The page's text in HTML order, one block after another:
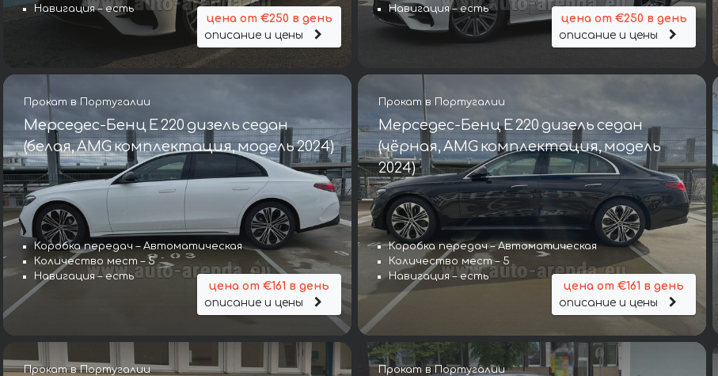
Навигация – есть
цена от €250 в день
описание и цены
Навигация – есть
цена от €250 в день
описание и цены
Прокат в Португалии
Мерседес-Бенц E 220 дизель седан
(белая, AMG комплектация, модель 2024)
Коробка передач – Автоматическая
Количество мест – 5
Навигация – есть
цена от €161 в день
описание и цены
Прокат в Португалии
Мерседес-Бенц E 220 дизель седан
(чёрная, AMG комплектация, модель
2024)
Коробка передач – Автоматическая
Количество мест – 5
Навигация – есть
цена от €161 в день
описание и цены
Прокат в Португалии Прокат в Португалии